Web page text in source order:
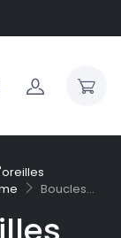
Boucles...